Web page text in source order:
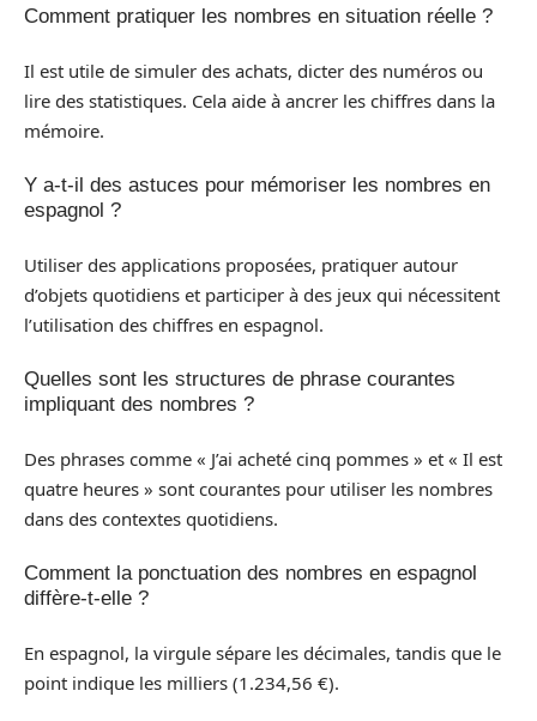
Comment pratiquer les nombres en situation réelle ?
Il est utile de simuler des achats, dicter des numéros ou
lire des statistiques. Cela aide à ancrer les chiffres dans la
mémoire.
Y a-t-il des astuces pour mémoriser les nombres en
espagnol ?
Utiliser des applications proposées, pratiquer autour
d’objets quotidiens et participer à des jeux qui nécessitent
l’utilisation des chiffres en espagnol.
Quelles sont les structures de phrase courantes
impliquant des nombres ?
Des phrases comme « J’ai acheté cinq pommes » et « Il est
quatre heures » sont courantes pour utiliser les nombres
dans des contextes quotidiens.
Comment la ponctuation des nombres en espagnol
diffère-t-elle ?
En espagnol, la virgule sépare les décimales, tandis que le
point indique les milliers (1.234,56 €).